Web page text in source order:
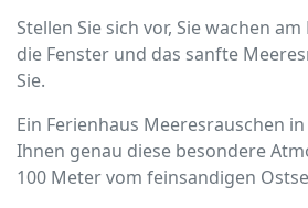
Stellen Sie sich vor, Sie wachen
die Fenster und das sanfte
Sie.
Ein Ferienhaus Meeresrauschen
Ihnen genau diese besondere
100 Meter vom feinsandigen